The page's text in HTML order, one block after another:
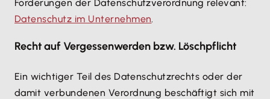
Forderungen der Datenschutzverordnung relevant:
Datenschutz im Unternehmen.
Recht auf Vergessenwerden bzw. Löschpflicht
Ein wichtiger Teil des Datenschutzrechts oder der
damit verbundenen Verordnung beschäftigt sich mit